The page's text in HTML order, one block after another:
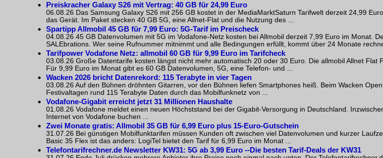
Preiskracher Galaxy S26 mit Vertrag: 40 GB für 24,99 Euro
06.08.26 Das Samsung Galaxy S26 mit 256 GB kostet in der MediaMarktSaturn Tarifwelt derzeit 24,99
das Gerät. Im Paket stecken 40 GB 5G, eine Allnet-Flat und die Nutzung des ...
Spartipp Allmobil 45 GB für 7,99 Euro: 5G-Tarif im Preischeck
04.08.26 45 GB Datenvolumen mit 5G im Vodafone-Netz kosten bei Allmobil derzeit 7,99 Euro im Monat.
SALEbrations. Wer seine Rufnummer mitnimmt und alle Bedingungen erfüllt, kommt über 24 Monate
Tarifpower Vodafone Netz: allmobil 60 GB für 9,99 Euro im Tarifcheck
03.08.26 Große Datentarife kosten längst nicht mehr automatisch 20 oder 30 Euro. Die allmobil Allnet Flat
Für 9,99 Euro im Monat gibt es 60 GB Datenvolumen, 5G, eine Telefon- und ...
Wacken 2026 bricht Datenrekord: 115 Terabyte in vier Tagen
03.08.26 Auf den Bühnen dröhnten Gitarren, vor den Bühnen liefen Smartphones heiß. Beim Wacken
Festivaltagen rund 115 Terabyte Daten durch das Mobilfunknetz von ...
Vodafone-Gigabit erreicht jetzt 31 Millionen Haushalte
01.08.26 Vodafone meldet einen neuen Höchststand bei der Gigabit-Versorgung in Deutschland.
Internet von Vodafone buchen ...
Zwei Monate gratis: Allmobil 35 GB für 6,99 Euro plus 15-Euro-Gutschein
31.07.26 Bei günstigen Mobilfunktarifen müssen Kunden oft zwischen viel Datenvolumen und kurzer
Basic 35 Flex ist das anders: LogiTel bietet den Tarif für 6,99 Euro im Monat ...
Telefontarifrechner.de Newsletter KW31: 5G ab 3,99 Euro --Die besten Tarif-Deals der KW31